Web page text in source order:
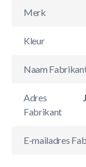
Merk
Kleur
Naam
Adres
Fabrikant
E-mailadres